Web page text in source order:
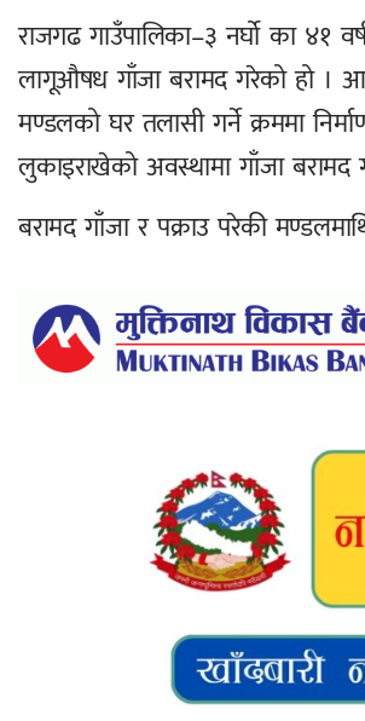
राजगढ गाउँपालिका–३ नर्घो का ४१
लागूऔषध गाँजा बरामद गरेको हो ।
मण्डलको घर तलासी गर्ने क्रममा
लुकाइराखेको अवस्थामा गाँजा
बरामद गाँजा र पक्राउ परेकी